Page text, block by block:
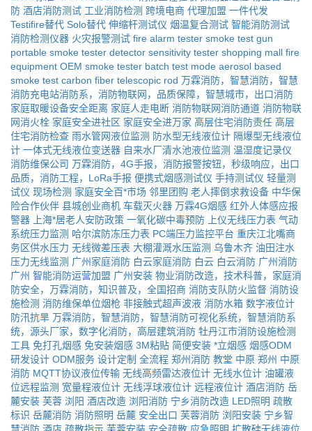
防 酒店消防测试 工业消防检测 跨境电商 代理加盟 一件代发
Testifire替代 Solo替代 伸缩杆测试仪 烟温复合测试 智能消防测试
消防检测仪器 火灾报警测试 fire alarm tester smoke test gun
portable smoke tester detector sensitivity tester shopping mall fire
equipment OEM smoke tester batch test mode aerosol based
smoke test carbon fiber telescopic rod 万霖消防，智慧消防，智慧
消防充电站消防系，消防物联网，品质保障，智慧城市，出口消防
家庭取暖设备安全距离 家庭人走电断 消防物联网消防通道 消防物联
网消火栓 家庭安全进社区 家庭安全进万家 高层住宅消防责任 高层
住宅消防检查 雨水管网液位监测 防水型无线液位计 隔爆型无线液位
计 一体式无线液位变送器 自来水厂清水池液位监测 温湿度记录仪
消防维保公司 万霖消防，4G手报，消防报警按钮，秒级响应，出口
品质，消防工程，LoRa手报 便携式烟感测试仪 手持测试仪 轻量测
试仪 现场检测 家庭安全百*市场 邻里团购 老人摔倒求救设备 中华保
险合作伙伴 县城创业商机 车载灭火器 万霖4G烟感 红外人体感应报
警器
上海*居老人安防政策 一氧化碳中毒预防 上仪无线压力表 气动
系统压力监测 哈尔滨防冻压力表 PC端压力监控平台 重庆江北嘴商
务区供水压力 无线微差压表 大棚灌溉水压监测 乌鲁木齐 油田注水
压力无线监测 广州家庭消防 白云家庭消防 白云 白云消防 广州消防
广州 智能消防运营加盟 广州安装 物业消防改造，技术科普，家庭消
防安全，万霖消防，知识普及，全国招商 消防支队防火监督 消防设
施检测 消防维保单位烟枪 非接触式超声波液 消防水箱 数字液位计
防汛抗旱 万霖消防，智慧消防，智慧消防可视化系统，智慧消防系
统，源头厂家，数字化消防，高层建筑消防 牡丹江市消防设施检测
工具 免打孔烟感 免安装烟感 3M粘贴 简便安装 *立烟感 烟感ODM
研发设计 ODM服务 设计定制 全流程 郑州消防 教堂 中原 郑州 中原
消防 MQTT协议液位传输 无线高频雷达液位计 无线水位计 油罐液
位远程监测 宽量程液位计 无线浮球液位计 远程液位计 酒店消防 岳
麓安装 芙蓉 浏阳 酒店改造 浏阳消防 宁乡消防改造 LED照明 疏散
标识 岳麓消防 消防照明 岳麓 安全出口 芙蓉消防 浏阳安装 宁乡智